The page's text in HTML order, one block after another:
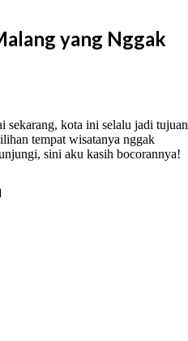
yang Nggak
sekarang, kota ini selalu jadi tujuan
tempat wisatanya nggak
sini aku kasih bocorannya!